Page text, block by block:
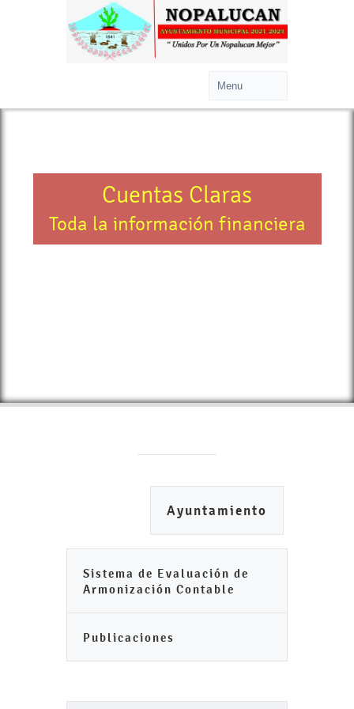
Cuentas Claras
Toda la información financiera
Ayuntamiento
Sistema de Evaluación de
Armonización Contable
Publicaciones